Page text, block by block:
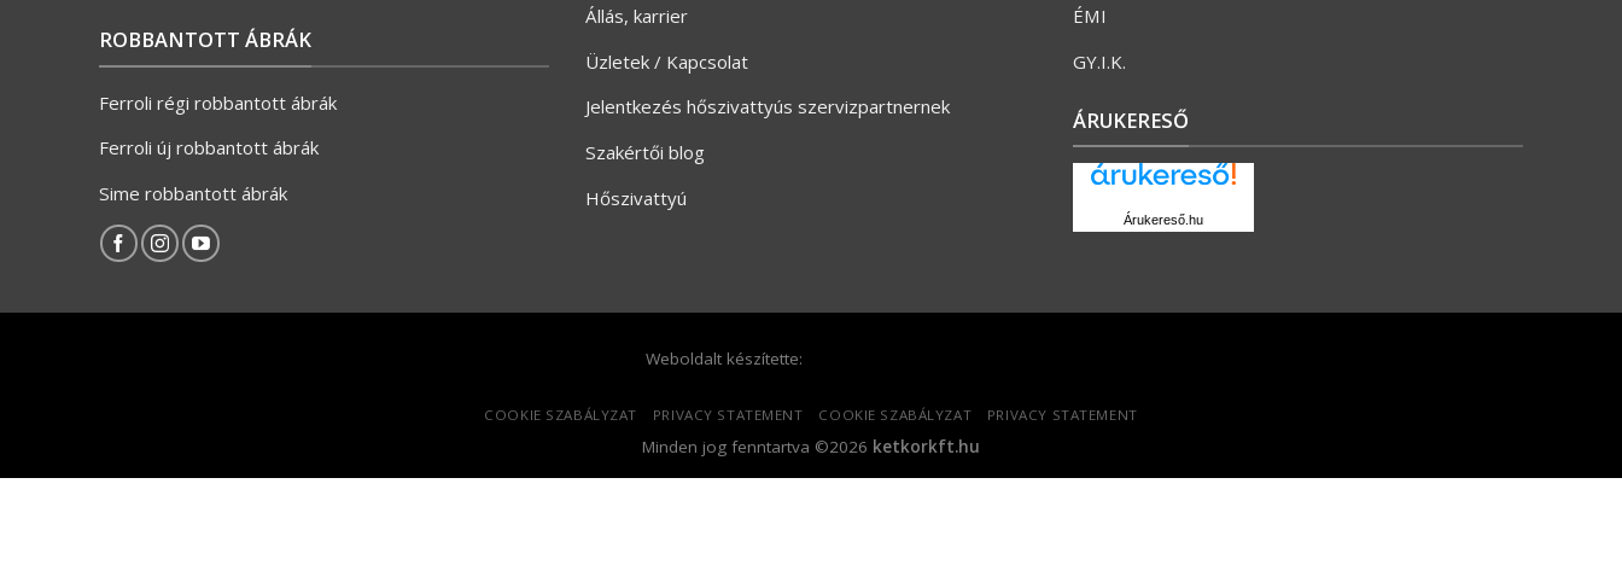
ROBBANTOTT ÁBRÁK
Ferroli régi robbantott ábrák
Ferroli új robbantott ábrák
Sime robbantott ábrák
Állás, karrier
Üzletek / Kapcsolat
Jelentkezés hőszivattyús szervizpartnernek
Szakértői blog
Hőszivattyú
ÉMI
GY.I.K.
ÁRUKERESŐ
Árukereső.hu
Weboldalt készítette:
COOKIE SZABÁLYZAT PRIVACY STATEMENT COOKIE SZABÁLYZAT PRIVACY STATEMENT
Minden jog fenntartva ©2026 ketkorkft.hu